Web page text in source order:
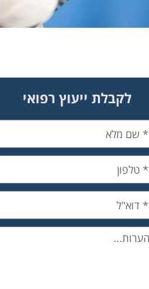
לקבלת ייעוץ רפואי